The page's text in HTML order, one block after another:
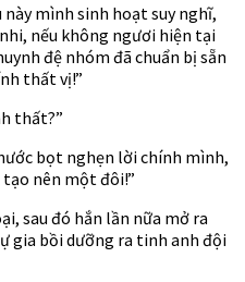
này mình sinh hoạt suy nghĩ,
nếu không ngươi hiện tại
đệ nhóm đã chuẩn bị sẵn
thất vị!”
thất?”
bọt nghẹn lời chính mình,
nên một đôi!”
sau đó hắn lần nữa mở ra
gia bồi dưỡng ra tinh anh đội